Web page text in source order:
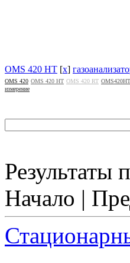
OMS 420 HT [x]
OMS 420 OMS 420 HT OMS 420 RT OMS420HT
измерение
Результаты
Начало |